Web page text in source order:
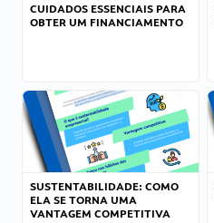
CUIDADOS ESSENCIAIS PARA
OBTER UM FINANCIAMENTO
SUSTENTABILIDADE: COMO
ELA SE TORNA UMA
VANTAGEM COMPETITIVA